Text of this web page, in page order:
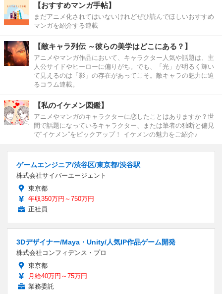
【おすすめマンガ手帖】
まだアニメ化されてはいないけれどぜひ読んでほしいおすすめ
マンガを紹介する連載
【敵キャラ列伝 ～彼らの美学はどこにある？】
アニメやマンガ作品において、キャラクター人気や話題は、主
人公サイドやヒーローに偏りがち。でも、「光」が明るく輝い
て見えるのは「影」の存在があってこそ。敵キャラの魅力に迫
るコラム連載。
【私のイケメン図鑑】
アニメやマンガのキャラクターに恋したことはありますか？世
間で話題になっているキャラクター、または筆者の独断と偏見
で“イケメン”をピックアップ！ イケメンの魅力をご紹介♪
ゲームエンジニア/渋谷区/東京都/渋谷駅
株式会社サイバーエージェント
東京都
年収350万円～750万円
正社員
3Dデザイナー/Maya・Unity/人気IP作品ゲーム開発
株式会社コンフィデンス・プロ
東京都
月給40万円～75万円
業務委託